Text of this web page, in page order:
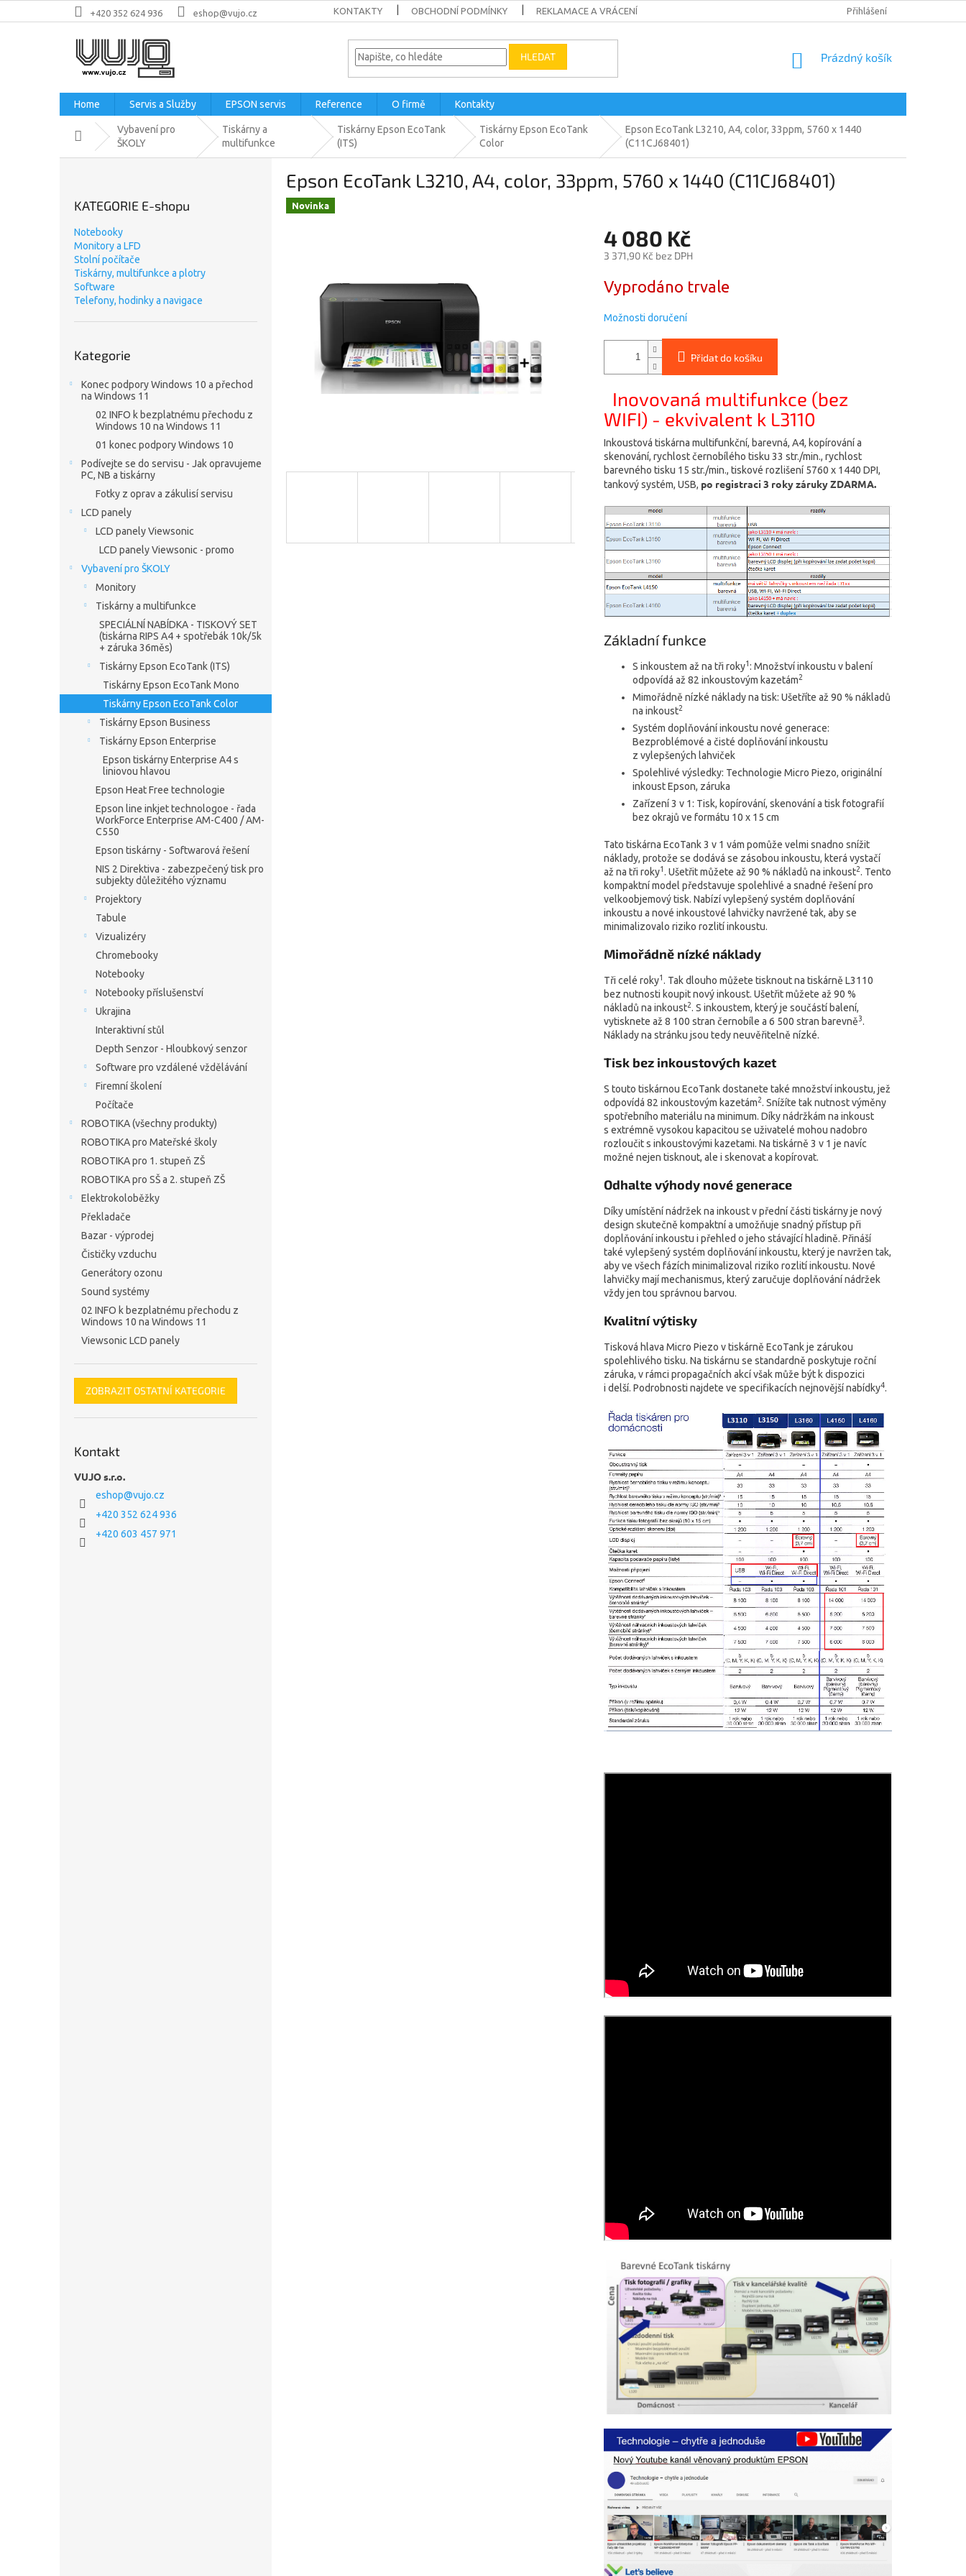
na
+420 352 624 936 eshop@vujo.cz KONTAKTY OBCHODNÍ PODMÍNKY REKLAMACE A VRÁCENÍ PODMÍNKY OCHRANY OSOBNÍCH ÚDAJŮ
Přihlášení
HLEDAT
NÁKUPNÍ
Prázdný košík
Home Servis a Služby EPSON servis Reference O firmě Kontakty
Domů
Vybavení pro
ŠKOLY
Tiskárny a
multifunkce
Tiskárny Epson EcoTank
(ITS)
Tiskárny Epson EcoTank
Color
Epson EcoTank L3210, A4, color, 33ppm, 5760 x 1440
(C11CJ68401)
KATEGORIE E-shopu
Notebooky
Monitory a LFD
Stolní počítače
Tiskárny, multifunkce a plotry
Software
Telefony, hodinky a navigace
kategorie
Kategorie
Konec podpory Windows 10 a přechod
na Windows 11
02 INFO k bezplatnému přechodu z
Windows 10 na Windows 11
01 konec podpory Windows 10
Podívejte se do servisu - Jak opravujeme
PC, NB a tiskárny
Fotky z oprav a zákulisí servisu
LCD panely
LCD panely Viewsonic
LCD panely Viewsonic - promo
Vybavení pro ŠKOLY
Monitory
Tiskárny a multifunkce
SPECIÁLNÍ NABÍDKA - TISKOVÝ SET
(tiskárna RIPS A4 + spotřebák 10k/5k
+ záruka 36měs)
Tiskárny Epson EcoTank (ITS)
Tiskárny Epson EcoTank Mono
Tiskárny Epson EcoTank Color
Tiskárny Epson Business
Tiskárny Epson Enterprise
Epson tiskárny Enterprise A4 s
liniovou hlavou
Epson Heat Free technologie
Epson line inkjet technologoe - řada
WorkForce Enterprise AM-C400 / AM-
C550
Epson tiskárny - Softwarová řešení
NIS 2 Direktiva - zabezpečený tisk pro
subjekty důležitého významu
Projektory
Tabule
Vizualizéry
Chromebooky
Notebooky
Notebooky příslušenství
Ukrajina
Interaktivní stůl
Depth Senzor - Hloubkový senzor
Software pro vzdálené vždělávání
Firemní školení
Počítače
ROBOTIKA (všechny produkty)
ROBOTIKA pro Mateřské školy
ROBOTIKA pro 1. stupeň ZŠ
ROBOTIKA pro SŠ a 2. stupeň ZŠ
Elektrokoloběžky
Překladače
Bazar - výprodej
Čističky vzduchu
Generátory ozonu
Sound systémy
02 INFO k bezplatnému přechodu z
Windows 10 na Windows 11
Viewsonic LCD panely
ZOBRAZIT OSTATNÍ KATEGORIE
Kontakt
VUJO s.r.o.
eshop@vujo.cz
+420 352 624 936
+420 603 457 971
Epson EcoTank L3210, A4, color, 33ppm, 5760 x 1440 (C11CJ68401)
Novinka
4 080 Kč
3 371,90 Kč bez DPH
cena:
Vyprodáno trvale
Možnosti doručení
Přidat do košíku
Inovovaná multifunkce (bez
WIFI) - ekvivalent k L3110
Inkoustová tiskárna multifunkční, barevná, A4, kopírování a
skenování, rychlost černobílého tisku 33 str./min., rychlost
barevného tisku 15 str./min., tiskové rozlišení 5760 x 1440 DPI,
tankový systém, USB, po registraci 3 roky záruky ZDARMA.
Základní funkce
S inkoustem až na tři roky1: Množství inkoustu v balení
odpovídá až 82 inkoustovým kazetám2
Mimořádně nízké náklady na tisk: Ušetříte až 90 % nákladů
na inkoust2
Systém doplňování inkoustu nové generace:
Bezproblémové a čisté doplňování inkoustu
z vylepšených lahviček
Spolehlivé výsledky: Technologie Micro Piezo, originální
inkoust Epson, záruka
Zařízení 3 v 1: Tisk, kopírování, skenování a tisk fotografií
bez okrajů ve formátu 10 x 15 cm
Tato tiskárna EcoTank 3 v 1 vám pomůže velmi snadno snížit
náklady, protože se dodává se zásobou inkoustu, která vystačí
až na tři roky1. Ušetřit můžete až 90 % nákladů na inkoust2. Tento
kompaktní model představuje spolehlivé a snadné řešení pro
velkoobjemový tisk. Nabízí vylepšený systém doplňování
inkoustu a nové inkoustové lahvičky navržené tak, aby se
minimalizovalo riziko rozlití inkoustu.
Mimořádně nízké náklady
Tři celé roky1. Tak dlouho můžete tisknout na tiskárně L3110
bez nutnosti koupit nový inkoust. Ušetřit můžete až 90 %
nákladů na inkoust2. S inkoustem, který je součástí balení,
vytisknete až 8 100 stran černobíle a 6 500 stran barevně3.
Náklady na stránku jsou tedy neuvěřitelně nízké.
Tisk bez inkoustových kazet
S touto tiskárnou EcoTank dostanete také množství inkoustu, jež
odpovídá 82 inkoustovým kazetám2. Snížíte tak nutnost výměny
spotřebního materiálu na minimum. Díky nádržkám na inkoust
s extrémně vysokou kapacitou se uživatelé mohou nadobro
rozloučit s inkoustovými kazetami. Na tiskárně 3 v 1 je navíc
možné nejen tisknout, ale i skenovat a kopírovat.
Odhalte výhody nové generace
Díky umístění nádržek na inkoust v přední části tiskárny je nový
design skutečně kompaktní a umožňuje snadný přístup při
doplňování inkoustu i přehled o jeho stávající hladině. Přináší
také vylepšený systém doplňování inkoustu, který je navržen tak,
aby ve všech fázích minimalizoval riziko rozlití inkoustu. Nové
lahvičky mají mechanismus, který zaručuje doplňování nádržek
vždy jen tou správnou barvou.
Kvalitní výtisky
Tisková hlava Micro Piezo v tiskárně EcoTank je zárukou
spolehlivého tisku. Na tiskárnu se standardně poskytuje roční
záruka, v rámci propagačních akcí však může být k dispozici
i delší. Podrobnosti najdete ve specifikacích nejnovější nabídky4.